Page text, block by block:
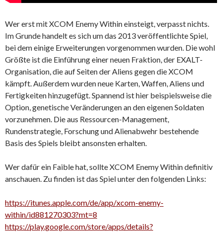
Wer erst mit XCOM Enemy Within einsteigt, verpasst nichts.
Im Grunde handelt es sich um das 2013 veröffentlichte Spiel,
bei dem einige Erweiterungen vorgenommen wurden. Die wohl
Größte ist die Einführung einer neuen Fraktion, der EXALT-
Organisation, die auf Seiten der Aliens gegen die XCOM
kämpft. Außerdem wurden neue Karten, Waffen, Aliens und
Fertigkeiten hinzugefügt. Spannend ist hier beispielsweise die
Option, genetische Veränderungen an den eigenen Soldaten
vorzunehmen. Die aus Ressourcen-Management,
Rundenstrategie, Forschung und Alienabwehr bestehende
Basis des Spiels bleibt ansonsten erhalten.
Wer dafür ein Faible hat, sollte XCOM Enemy Within definitiv
anschauen. Zu finden ist das Spiel unter den folgenden Links:
https://itunes.apple.com/de/app/xcom-enemy-
within/id881270303?mt=8
https://play.google.com/store/apps/details?